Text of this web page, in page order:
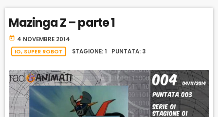
A
K
R
T
E
K
W
R
D
S
W
Mazinga Z – parte 1
today 4 NOVEMBRE 2014
IO, SUPER ROBOT
STAGIONE: 1 PUNTATA: 3